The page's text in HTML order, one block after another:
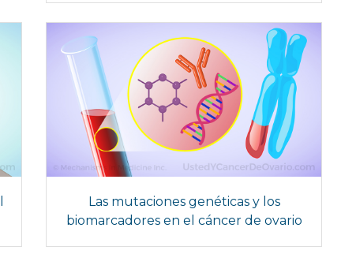
Las mutaciones genéticas y los
biomarcadores en el cáncer de ovario